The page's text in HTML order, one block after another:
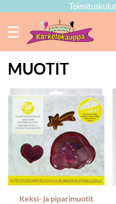
MUOTIT
Keksi- ja piparimuotit